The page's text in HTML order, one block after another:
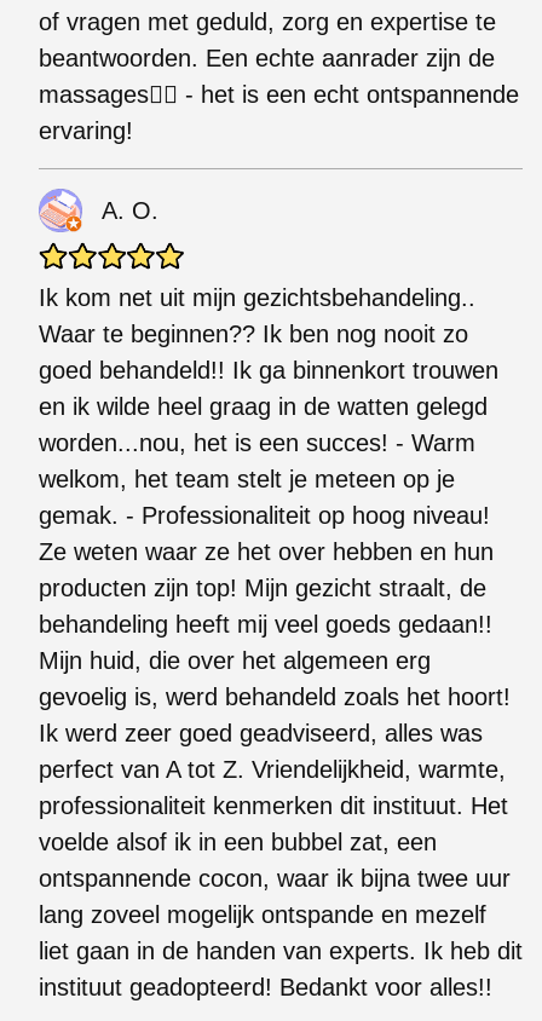
of vragen met geduld, zorg en expertise te
beantwoorden. Een echte aanrader zijn de
massages💆‍♀️ - het is een echt ontspannende
ervaring!
A. O.
Ik kom net uit mijn gezichtsbehandeling..
Waar te beginnen?? Ik ben nog nooit zo
goed behandeld!! Ik ga binnenkort trouwen
en ik wilde heel graag in de watten gelegd
worden...nou, het is een succes! - Warm
welkom, het team stelt je meteen op je
gemak. - Professionaliteit op hoog niveau!
Ze weten waar ze het over hebben en hun
producten zijn top! Mijn gezicht straalt, de
behandeling heeft mij veel goeds gedaan!!
Mijn huid, die over het algemeen erg
gevoelig is, werd behandeld zoals het hoort!
Ik werd zeer goed geadviseerd, alles was
perfect van A tot Z. Vriendelijkheid, warmte,
professionaliteit kenmerken dit instituut. Het
voelde alsof ik in een bubbel zat, een
ontspannende cocon, waar ik bijna twee uur
lang zoveel mogelijk ontspande en mezelf
liet gaan in de handen van experts. Ik heb dit
instituut geadopteerd! Bedankt voor alles!!